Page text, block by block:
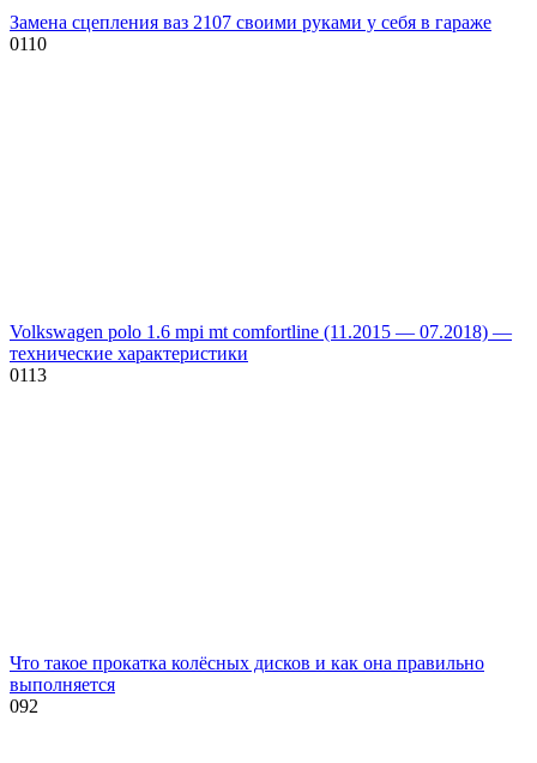
Замена сцепления ваз 2107 своими руками у себя в гараже
0110
Volkswagen polo 1.6 mpi mt comfortline (11.2015 — 07.2018) —
технические характеристики
0113
Что такое прокатка колёсных дисков и как она правильно
выполняется
092